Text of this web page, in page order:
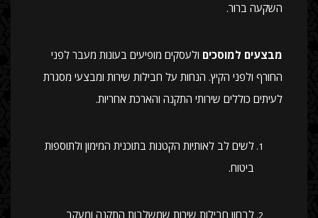
השקעה ברור.
מבצעים למוסכים ולעסקים מופיעים בעונות מעבר לפני
החורף ולפני הקיץ. הנחות על חבילות שירות ומבצעי מסגרת
לעיתים כוללים שירותי התקנה והארכת אחריות.
לשים לב לאותיות הקטנות בתוכנית המימון ולתוספות
ביטוח.
לבחון חבילות שירות שמשלבות התקנה ומעקב